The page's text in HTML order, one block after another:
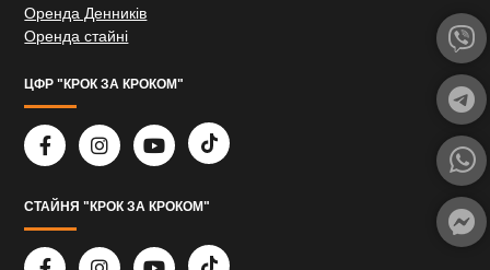
Оренда Денників
Оренда стайні
ЦФР "КРОК ЗА КРОКОМ"
СТАЙНЯ "КРОК ЗА КРОКОМ"